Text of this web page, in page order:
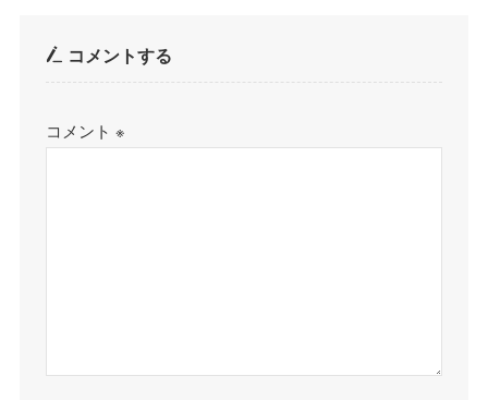
コメントする
コメント※